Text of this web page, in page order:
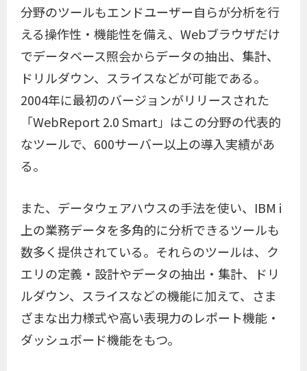
分野のツールもエンドユーザー自らが分析を行
える操作性・機能性を備え、Webブラウザだけ
でデータベース照会からデータの抽出、集計、
ドリルダウン、スライスなどが可能である。
2004年に最初のバージョンがリリースされた
「WebReport 2.0 Smart」はこの分野の代表的
なツールで、600サーバー以上の導入実績があ
る。
また、データウェアハウスの手法を使い、IBM i
上の業務データを多角的に分析できるツールも
数多く提供されている。それらのツールは、ク
エリの定義・設計やデータの抽出・集計、ドリ
ルダウン、スライスなどの機能に加えて、さま
ざまな出力様式や高い表現力のレポート機能・
ダッシュボード機能をもつ。